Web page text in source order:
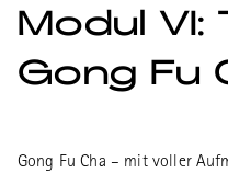
Modul VI:
Gong Fu
Gong Fu Cha – mit voller